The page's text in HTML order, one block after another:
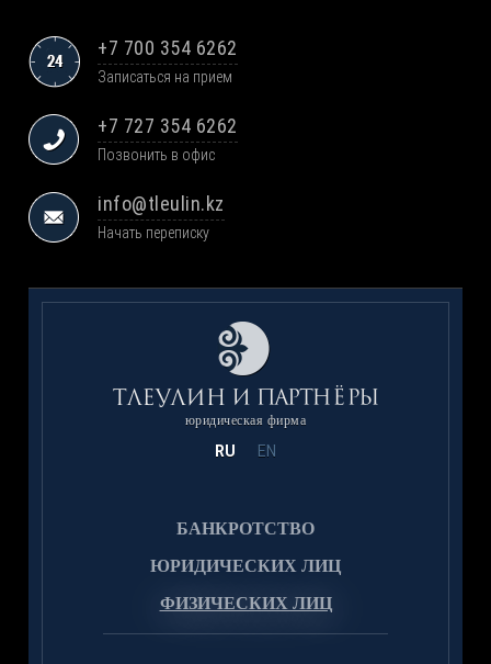
+7 700 354 6262
Записаться на прием
+7 727 354 6262
Позвонить в офис
info@tleulin.kz
Начать переписку
юридическая фирма
RU EN
БАНКРОТСТВО
ЮРИДИЧЕСКИХ ЛИЦ
ФИЗИЧЕСКИХ ЛИЦ